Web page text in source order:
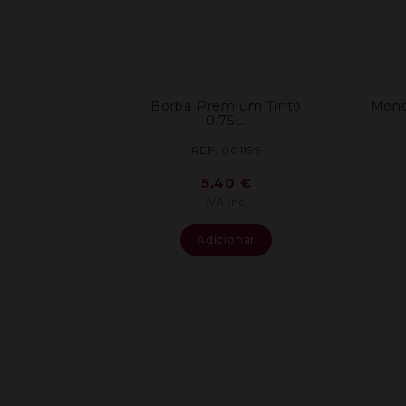
Borba Premium Tinto
0,75L.
REF: 001199
5,40 €
Adicionar